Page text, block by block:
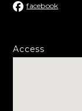
facebook
Access